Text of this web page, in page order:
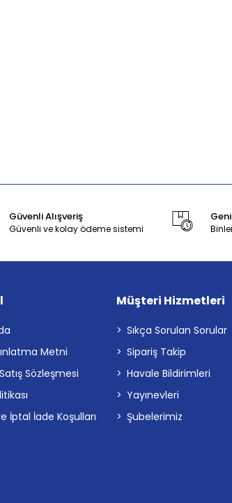
Güvenli Alışveriş
Güvenli ve kolay ödeme sistemi
Metni
Sözleşmesi
İptal İade Koşulları
Müşteri Hizmetleri
Sıkça Sorulan Sorular
Sipariş Takip
Havale Bildirimleri
Yayınevleri
Şubelerimiz